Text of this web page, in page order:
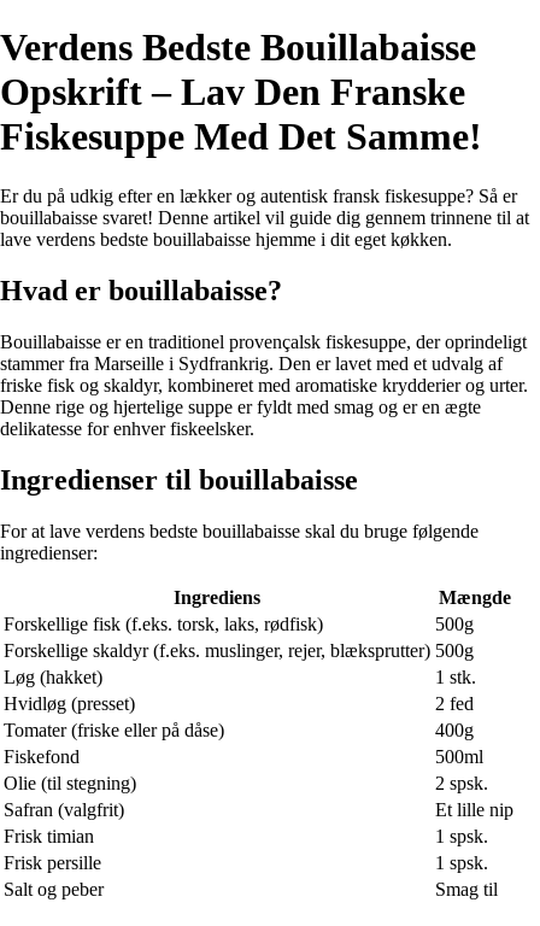
Verdens Bedste Bouillabaisse
Opskrift – Lav Den Franske
Fiskesuppe Med Det Samme!
Er du på udkig efter en lækker og autentisk fransk fiskesuppe? Så er
bouillabaisse svaret! Denne artikel vil guide dig gennem trinnene til at
lave verdens bedste bouillabaisse hjemme i dit eget køkken.
Hvad er bouillabaisse?
Bouillabaisse er en traditionel provençalsk fiskesuppe, der oprindeligt
stammer fra Marseille i Sydfrankrig. Den er lavet med et udvalg af
friske fisk og skaldyr, kombineret med aromatiske krydderier og urter.
Denne rige og hjertelige suppe er fyldt med smag og er en ægte
delikatesse for enhver fiskeelsker.
Ingredienser til bouillabaisse
For at lave verdens bedste bouillabaisse skal du bruge følgende
ingredienser:
Ingrediens
Mængde
Forskellige fisk (f.eks. torsk, laks, rødfisk)
500g
Forskellige skaldyr (f.eks. muslinger, rejer, blæksprutter) 500g
Løg (hakket)
1 stk.
Hvidløg (presset)
2 fed
Tomater (friske eller på dåse)
400g
Fiskefond
500ml
Olie (til stegning)
2 spsk.
Safran (valgfrit)
Et lille nip
Frisk timian
1 spsk.
Frisk persille
1 spsk.
Salt og peber
Smag til